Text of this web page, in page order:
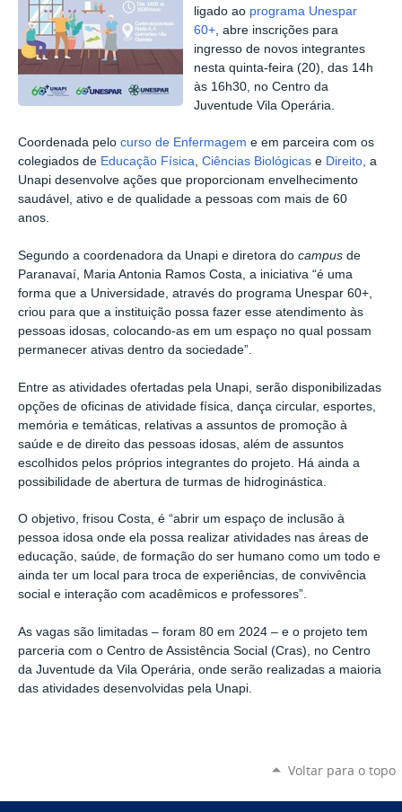
ligado ao programa Unespar
60+ , abre inscrições para
ingresso de novos integrantes
nesta quinta-feira (20), das 14h
às 16h30, no Centro da
Juventude Vila Operária.
Coordenada pelo curso de Enfermagem e em parceira com os
colegiados de Educação Física, Ciências Biológicas e Direito, a
Unapi desenvolve ações que proporcionam envelhecimento
saudável, ativo e de qualidade a pessoas com mais de 60
anos.
Segundo a coordenadora da Unapi e diretora do campus de
Paranavaí, Maria Antonia Ramos Costa, a iniciativa “é uma
forma que a Universidade, através do programa Unespar 60+,
criou para que a instituição possa fazer esse atendimento às
pessoas idosas, colocando-as em um espaço no qual possam
permanecer ativas dentro da sociedade”.
Entre as atividades ofertadas pela Unapi, serão disponibilizadas
opções de oficinas de atividade física, dança circular, esportes,
memória e temáticas, relativas a assuntos de promoção à
saúde e de direito das pessoas idosas, além de assuntos
escolhidos pelos próprios integrantes do projeto. Há ainda a
possibilidade de abertura de turmas de hidroginástica.
O objetivo, frisou Costa, é “abrir um espaço de inclusão à
pessoa idosa onde ela possa realizar atividades nas áreas de
educação, saúde, de formação do ser humano como um todo e
ainda ter um local para troca de experiências, de convivência
social e interação com acadêmicos e professores”.
As vagas são limitadas – foram 80 em 2024 – e o projeto tem
parceria com o Centro de Assistência Social (Cras), no Centro
da Juventude da Vila Operária, onde serão realizadas a maioria
das atividades desenvolvidas pela Unapi.
Voltar para o topo